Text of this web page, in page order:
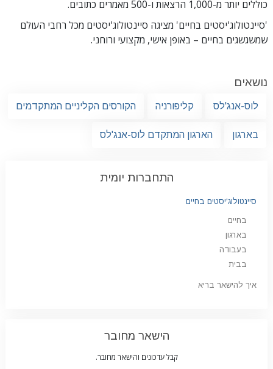
כוללים יותר מ-1,000 הרצאות ו-500 מאמרים כתובים.
'סיינטולוג'יסטים בחיים' מציגה סיינטולוג'יסטים מכל רחבי העולם
שמשגשגים בחיים – באופן אישי, מקצועי ורוחני.
נושאים
לוס-אנג'לס קליפורניה הקורסים הקליניים המתקדמים
בארגון הארגון המתקדם לוס-אנג'לס
התחברות יומית
סיינטולוג'יסטים בחיים
בחיים
בארגון
בעבודה
בבית
איך להישאר בריא
הישאר מחובר
קבל עדכונים והישאר מחובר.